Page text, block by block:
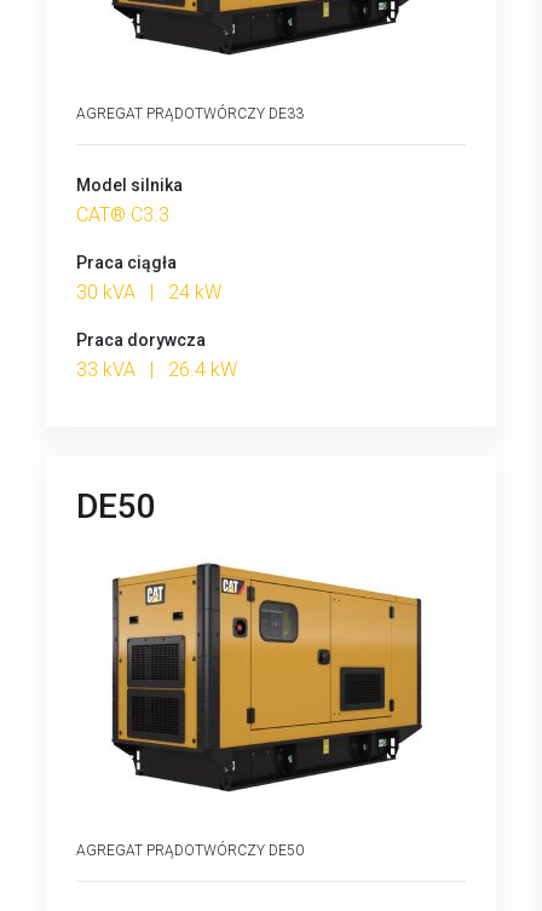
AGREGAT PRĄDOTWÓRCZY DE33
Model silnika
CAT® C3.3
Praca ciągła
30 kVA | 24 kW
Praca dorywcza
33 kVA | 26.4 kW
DE50
AGREGAT PRĄDOTWÓRCZY DE50